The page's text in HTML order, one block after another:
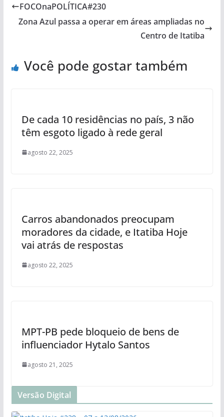
FOCOnaPOLÍTICA#230
Zona Azul passa a operar em áreas ampliadas no
Centro de Itatiba
Você pode gostar também
De cada 10 residências no país, 3 não
têm esgoto ligado à rede geral
agosto 22, 2025
Carros abandonados preocupam
moradores da cidade, e Itatiba Hoje
vai atrás de respostas
agosto 22, 2025
MPT-PB pede bloqueio de bens de
influenciador Hytalo Santos
agosto 21, 2025
Versão Digital